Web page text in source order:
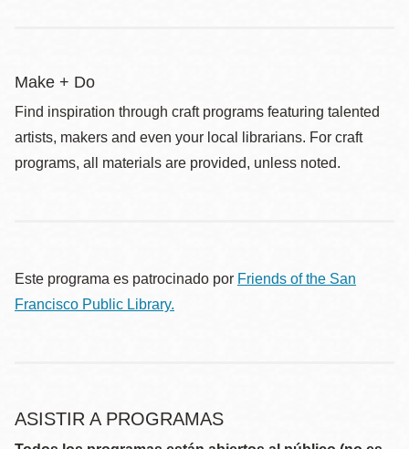
Make + Do
Find inspiration through craft programs featuring talented
artists, makers and even your local librarians. For craft
programs, all materials are provided, unless noted.
Este programa es patrocinado por Friends of the San
Francisco Public Library.
ASISTIR A PROGRAMAS